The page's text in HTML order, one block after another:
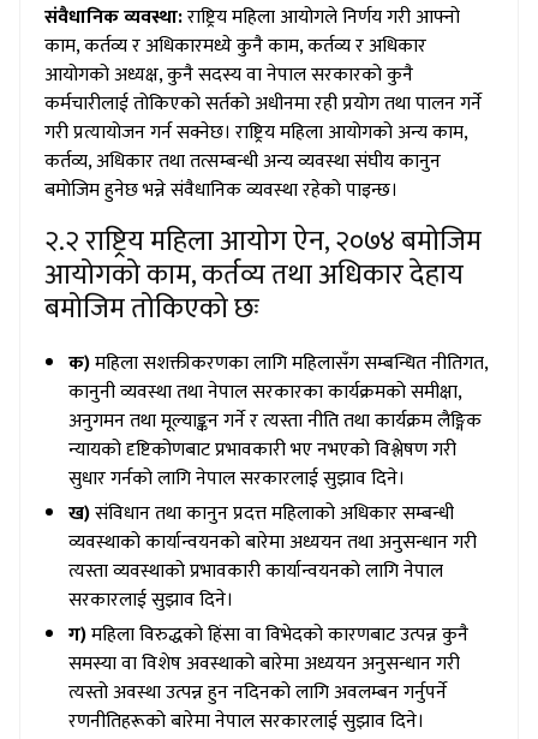
संवैधानिक व्यवस्था:राष्ट्रिय महिला आयोगले निर्णय गरी आफ्नो
काम, कर्तव्य र अधिकारमध्ये कुनै काम, कर्तव्य र अधिकार
आयोगको अध्यक्ष, कुनै सदस्य वा नेपाल सरकारको कुनै
कर्मचारीलाई तोकिएको सर्तको अधीनमा रही प्रयोग तथा पालन गर्ने
गरी प्रत्यायोजन गर्न सक्नेछ। राष्ट्रिय महिला आयोगको अन्य काम,
कर्तव्य, अधिकार तथा तत्सम्बन्धी अन्य व्यवस्था संघीय कानुन
बमोजिम हुनेछ भन्ने संवैधानिक व्यवस्था रहेको पाइन्छ।
२.२ राष्ट्रिय महिला आयोग ऐन, २०७४ बमोजिम
आयोगको काम, कर्तव्य तथा अधिकार देहाय
बमोजिम तोकिएको छः
क)महिला सशक्तीकरणका लागि महिलासँग सम्बन्धित नीतिगत,
कानुनी व्यवस्था तथा नेपाल सरकारका कार्यक्रमको समीक्षा,
अनुगमन तथा मूल्याङ्कन गर्ने र त्यस्ता नीति तथा कार्यक्रम लैङ्गिक
न्यायको दृष्टिकोणबाट प्रभावकारी भए नभएको विश्लेषण गरी
सुधार गर्नको लागि नेपाल सरकारलाई सुझाव दिने।
ख)संविधान तथा कानुन प्रदत्त महिलाको अधिकार सम्बन्धी
व्यवस्थाको कार्यान्वयनको बारेमा अध्ययन तथा अनुसन्धान गरी
त्यस्ता व्यवस्थाको प्रभावकारी कार्यान्वयनको लागि नेपाल
सरकारलाई सुझाव दिने।
ग)महिला विरुद्धको हिंसा वा विभेदको कारणबाट उत्पन्न कुनै
समस्या वा विशेष अवस्थाको बारेमा अध्ययन अनुसन्धान गरी
त्यस्तो अवस्था उत्पन्न हुन नदिनको लागि अवलम्बन गर्नुपर्ने
रणनीतिहरूको बारेमा नेपाल सरकारलाई सुझाव दिने।